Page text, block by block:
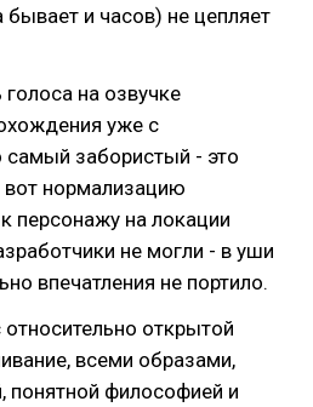
и часов) не цепляет
на озвучке
уже с
самый забористый - это
нормализацию
персонажу на локации
не могли - в уши
впечатления не портило.
открытой
всеми образами,
понятной философией и